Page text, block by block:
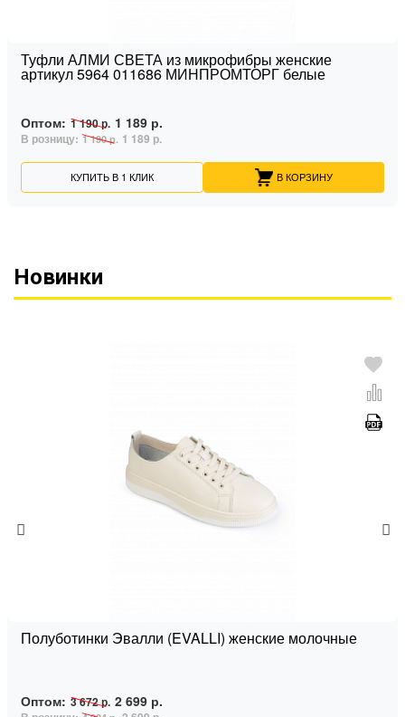
Туфли АЛМИ СВЕТА из микрофибры женские
артикул 5964 011686 МИНПРОМТОРГ белые
Оптом: 1 190 р. 1 189 р.
В розницу: 1 190 р. 1 189 р.
КУПИТЬ В 1 КЛИК В КОРЗИНУ
Новинки
Полуботинки Эвалли (EVALLI) женские молочные
Оптом: 3 672 р. 2 699 р.